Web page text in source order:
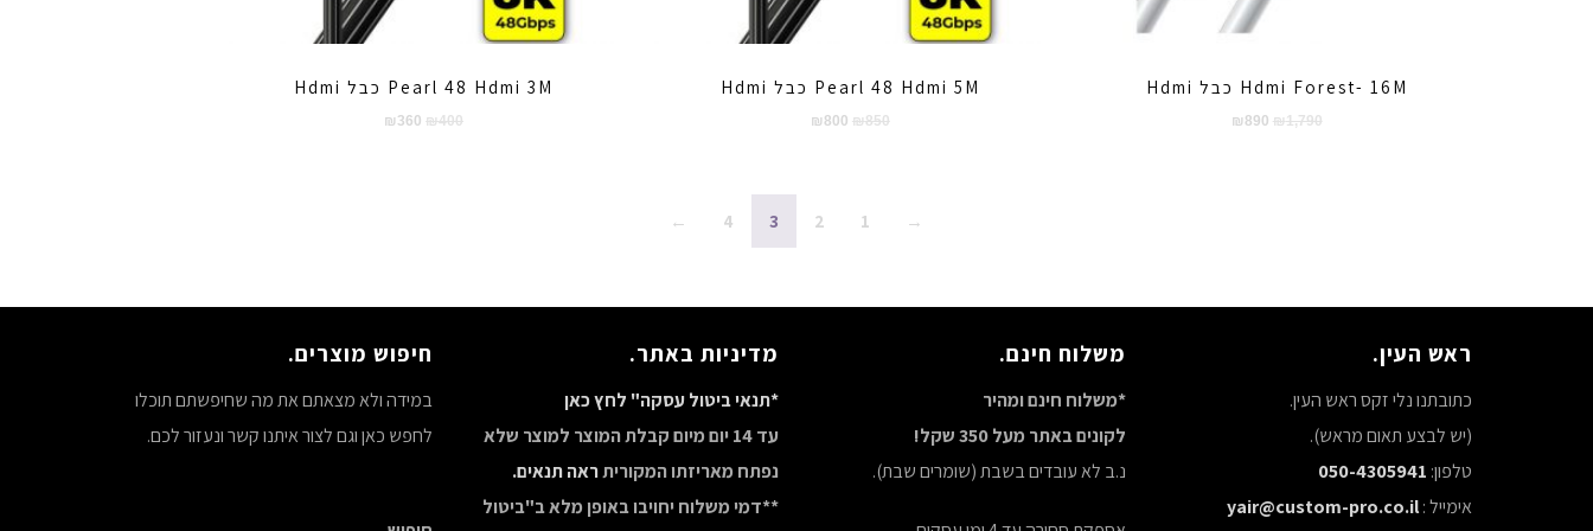
Hdmi Forest- 16M כבל Hdmi
₪1,790
המחיר
₪ 890
Pearl 48 Hdmi 5M כבל Hdmi
₪850
המחיר
₪ 800
₪800.
Pearl 48 Hdmi 3M כבל Hdmi
₪400
המחיר
₪ 360
המחיר
→
1
2
3
4
←
ראש העין.
כתובתנו נלי זקס ראש העין.
(יש לבצע תאום מראש).
טלפון: 050-4305941
אימייל :yair@custom-pro.co.il
משלוח חינם.
*משלוח חינם ומהיר
לקונים באתר מעל 350 שקל!
נ.ב לא עובדים בשבת (שומרים שבת).
מדיניות באתר.
*תנאי ביטול עסקה" לחץ כאן
עד 14 יום מיום קבלת המוצר למוצר שלא
נפתח מאריזתו המקוריתראה תנאים.
**דמי משלוח יחויבו באופן מלא ב"ביטול
חיפוש מוצרים.
במידה ולא מצאתם את מה שחיפשתם תוכלו
לחפש כאן וגם לצור איתנו קשר ונעזור לכם.